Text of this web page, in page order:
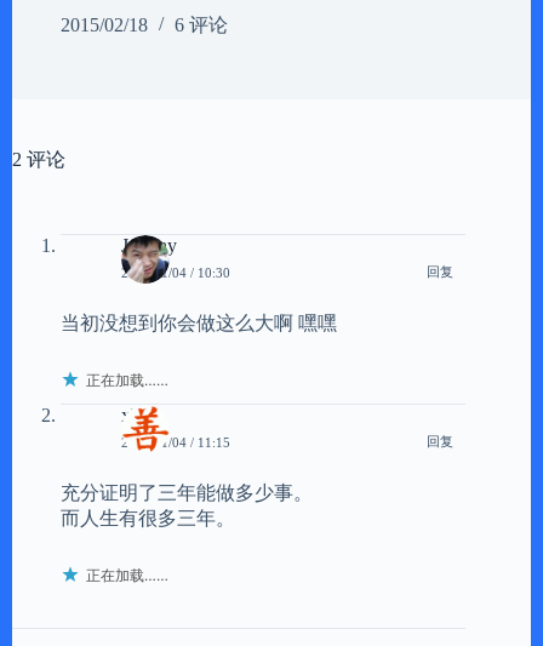
2015/02/18 6 评论
2 评论
Johnny
2008/11/04 / 10:30 回复
当初没想到你会做这么大啊 嘿嘿
正在加载……
xbeta
2008/11/04 / 11:15 回复
充分证明了三年能做多少事。
而人生有很多三年。
正在加载……